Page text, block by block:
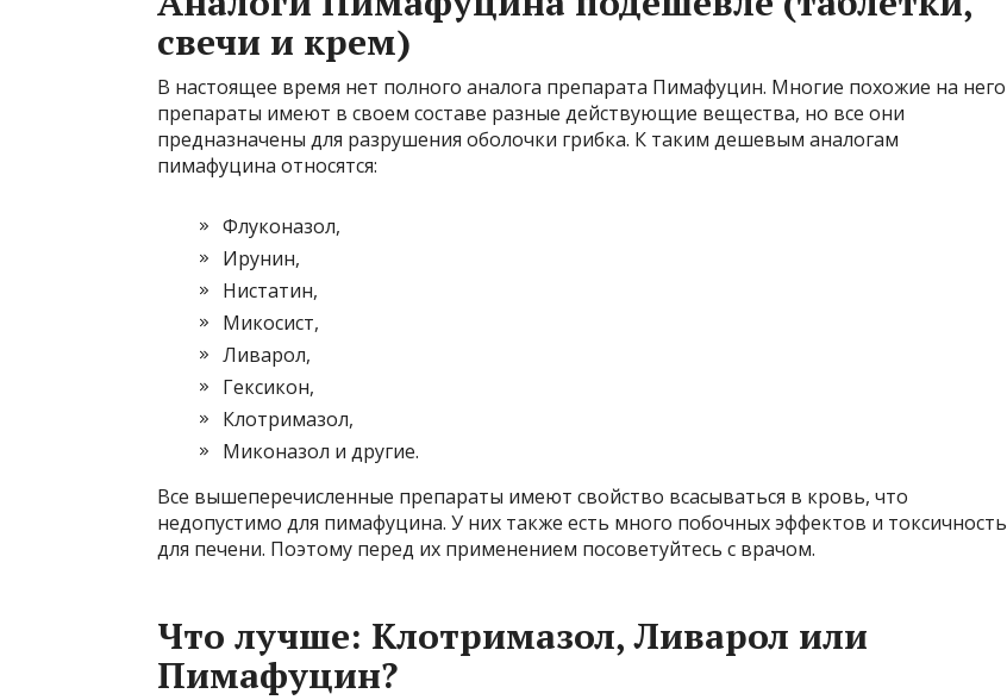
свечи и крем)
В настоящее время нет полного аналога препарата Пимафуцин. Многие похожие на него
препараты имеют в своем составе разные действующие вещества, но все они
предназначены для разрушения оболочки грибка. К таким дешевым аналогам
пимафуцина относятся:
Флуконазол,
Ирунин,
Нистатин,
Микосист,
Ливарол,
Гексикон,
Клотримазол,
Миконазол и другие.
Все вышеперечисленные препараты имеют свойство всасываться в кровь, что
недопустимо для пимафуцина. У них также есть много побочных эффектов и токсичность
для печени. Поэтому перед их применением посоветуйтесь с врачом.
Что лучше: Клотримазол, Ливарол или
Пимафуцин?